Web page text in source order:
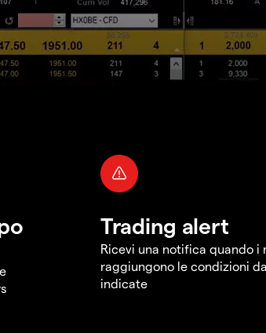
Trading alert
Ricevi una notifica quando i
raggiungono le condizioni
indicate